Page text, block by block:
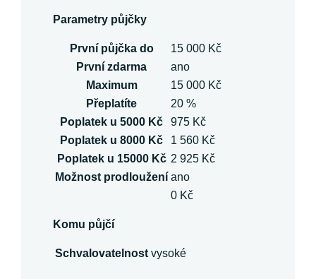
Parametry půjčky
První půjčka do
15 000 Kč
První zdarma
ano
Maximum
15 000 Kč
Přeplatíte
20 %
Poplatek u 5000 Kč
975 Kč
Poplatek u 8000 Kč
1 560 Kč
Poplatek u 15000 Kč 2 925 Kč
Možnost prodloužení ano
0 Kč
Komu půjčí
Schvalovatelnost vysoké